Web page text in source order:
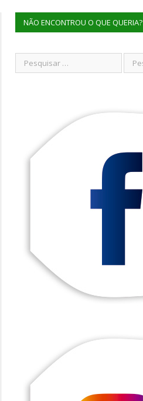
NÃO ENCONTROU O QUE QUERIA?